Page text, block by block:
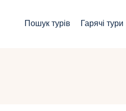
Пошук турів Гарячі тури